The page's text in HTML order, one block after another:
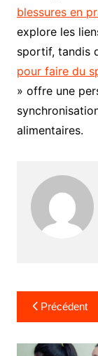
blessures en
explore les
sportif, tandis
pour faire du
» offre une
alimentaires.
Navigation
de
l’article
Précédent